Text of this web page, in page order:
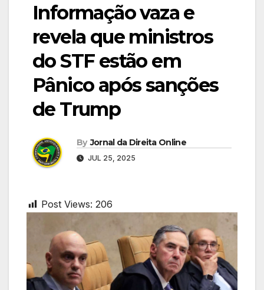
Informação vaza e
revela que ministros
do STF estão em
Pânico após sanções
de Trump
By Jornal da Direita Online
JUL 25, 2025
Post Views: 206